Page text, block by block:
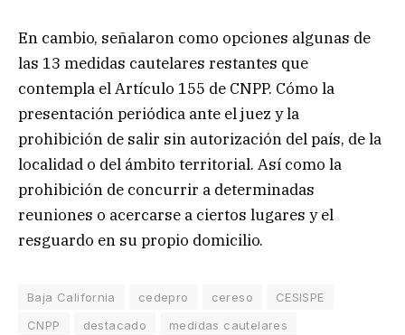
En cambio, señalaron como opciones algunas de
las 13 medidas cautelares restantes que
contempla el Artículo 155 de CNPP. Cómo la
presentación periódica ante el juez y la
prohibición de salir sin autorización del país, de la
localidad o del ámbito territorial. Así como la
prohibición de concurrir a determinadas
reuniones o acercarse a ciertos lugares y el
resguardo en su propio domicilio.
Baja California cedepro cereso
CESISPE
CNPP
destacado
medidas cautelares